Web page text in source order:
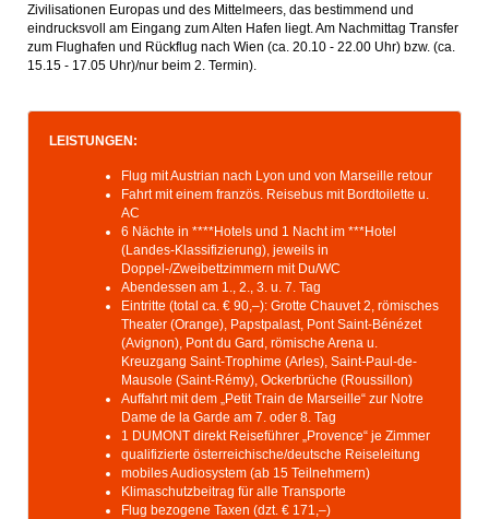
Zivilisationen Europas und des Mittelmeers, das bestimmend und
eindrucksvoll am Eingang zum Alten Hafen liegt. Am Nachmittag Transfer
zum Flughafen und Rückflug nach Wien (ca. 20.10 - 22.00 Uhr) bzw. (ca.
15.15 - 17.05 Uhr)/nur beim 2. Termin).
LEISTUNGEN:
Flug mit Austrian nach Lyon und von Marseille retour
Fahrt mit einem französ. Reisebus mit Bordtoilette u.
AC
6 Nächte in ****Hotels und 1 Nacht im ***Hotel
(Landes-Klassifizierung), jeweils in
Doppel-/Zweibettzimmern mit Du/WC
Abendessen am 1., 2., 3. u. 7. Tag
Eintritte (total ca. € 90,–): Grotte Chauvet 2, römisches
Theater (Orange), Papstpalast, Pont Saint-Bénézet
(Avignon), Pont du Gard, römische Arena u.
Kreuzgang Saint-Trophime (Arles), Saint-Paul-de-
Mausole (Saint-Rémy), Ockerbrüche (Roussillon)
Auffahrt mit dem „Petit Train de Marseille“ zur Notre
Dame de la Garde am 7. oder 8. Tag
1 DUMONT direkt Reiseführer „Provence“ je Zimmer
qualifizierte österreichische/deutsche Reiseleitung
mobiles Audiosystem (ab 15 Teilnehmern)
Klimaschutzbeitrag für alle Transporte
Flug bezogene Taxen (dzt. € 171,–)